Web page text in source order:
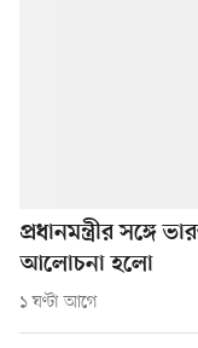
প্রধানমন্ত্রীর সঙ্গে
আলোচনা হলো
১ ঘণ্টা আগে